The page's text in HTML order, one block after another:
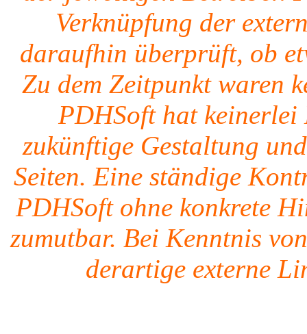
Verknüpfung der
daraufhin überprüft, ob
Zu dem Zeitpunkt waren
PDHSoft hat
zukünftige Gestaltung
Seiten. Eine ständige
PDHSoft ohne konkrete
zumutbar. Bei Kenntnis
derartige externe